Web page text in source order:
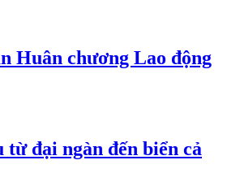
Huân chương Lao động
từ đại ngàn đến biển cả